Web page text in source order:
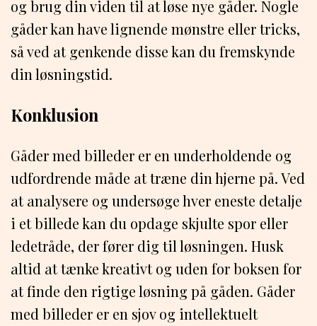
og brug din viden til at løse nye gåder. Nogle
gåder kan have lignende mønstre eller tricks,
så ved at genkende disse kan du fremskynde
din løsningstid.
Konklusion
Gåder med billeder er en underholdende og
udfordrende måde at træne din hjerne på. Ved
at analysere og undersøge hver eneste detalje
i et billede kan du opdage skjulte spor eller
ledetråde, der fører dig til løsningen. Husk
altid at tænke kreativt og uden for boksen for
at finde den rigtige løsning på gåden. Gåder
med billeder er en sjov og intellektuelt